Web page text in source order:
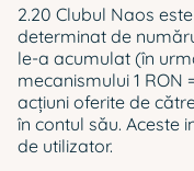
2.20 Clubul Naos
determinat de
le-a acumulat (în
mecanismului 1 RON
acțiuni oferite de către
în contul său. Aceste
de utilizator.